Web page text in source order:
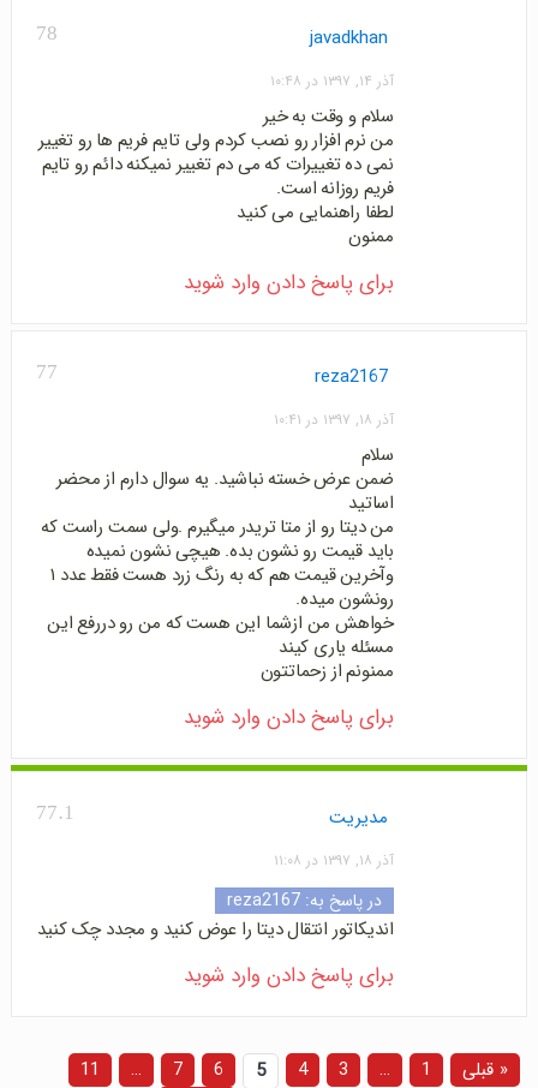
78 javadkhan
آذر ۱۴, ۱۳۹۷ در ۱۰:۴۸
سلام و وقت به خیر
من نرم افزار رو نصب کردم ولی تایم فریم ها رو تغییر
نمی ده تغییرات که می دم تغییر نمیکنه دائم رو تایم
فریم روزانه است.
لطفا راهنمایی می کنید
ممنون
برای پاسخ دادن وارد شوید
77 reza2167
آذر ۱۸, ۱۳۹۷ در ۱۰:۴۱
سلام
ضمن عرض خسته نباشید. یه سوال دارم از محضر
اساتید
من دیتا رو از متا تریدر میگیرم .ولی سمت راست که
باید قیمت رو نشون بده. هیچی نشون نمیده
وآخرین قیمت هم که به رنگ زرد هست فقط عدد ۱
رونشون میده.
خواهش من ازشما این هست که من رو دررفع این
مسئله یاری کیند
ممنونم از زحماتتون
برای پاسخ دادن وارد شوید
77.1 مدیریت
آذر ۱۸, ۱۳۹۷ در ۱۱:۰۸
در پاسخ به: reza2167
اندیکاتور انتقال دیتا را عوض کنید و مجدد چک کنید
برای پاسخ دادن وارد شوید
« قبلی 1
…
3
4
5
6
7
…
11